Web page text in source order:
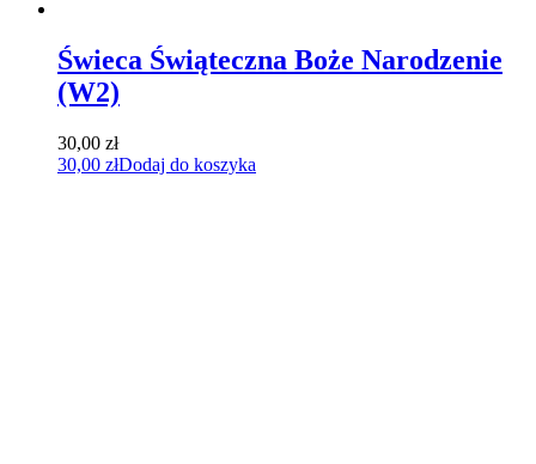
Świeca Świąteczna Boże Narodzenie
(W2)
30,00 zł
30,00 złDodaj do koszyka